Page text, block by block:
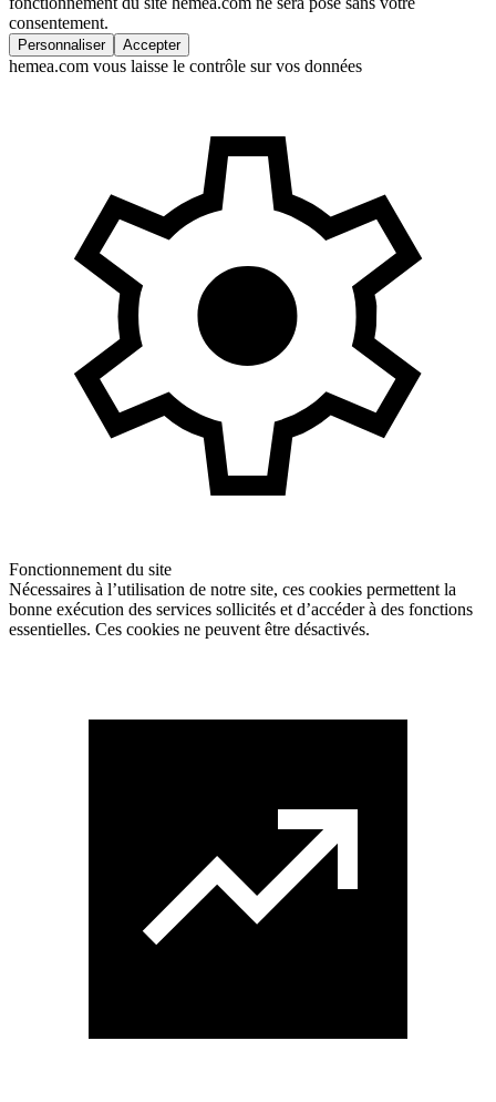
consentement.
Personnaliser Accepter
hemea.com vous laisse le contrôle sur vos données
Fonctionnement du site
Nécessaires à l’utilisation de notre site, ces cookies permettent la
bonne exécution des services sollicités et d’accéder à des fonctions
essentielles. Ces cookies ne peuvent être désactivés.